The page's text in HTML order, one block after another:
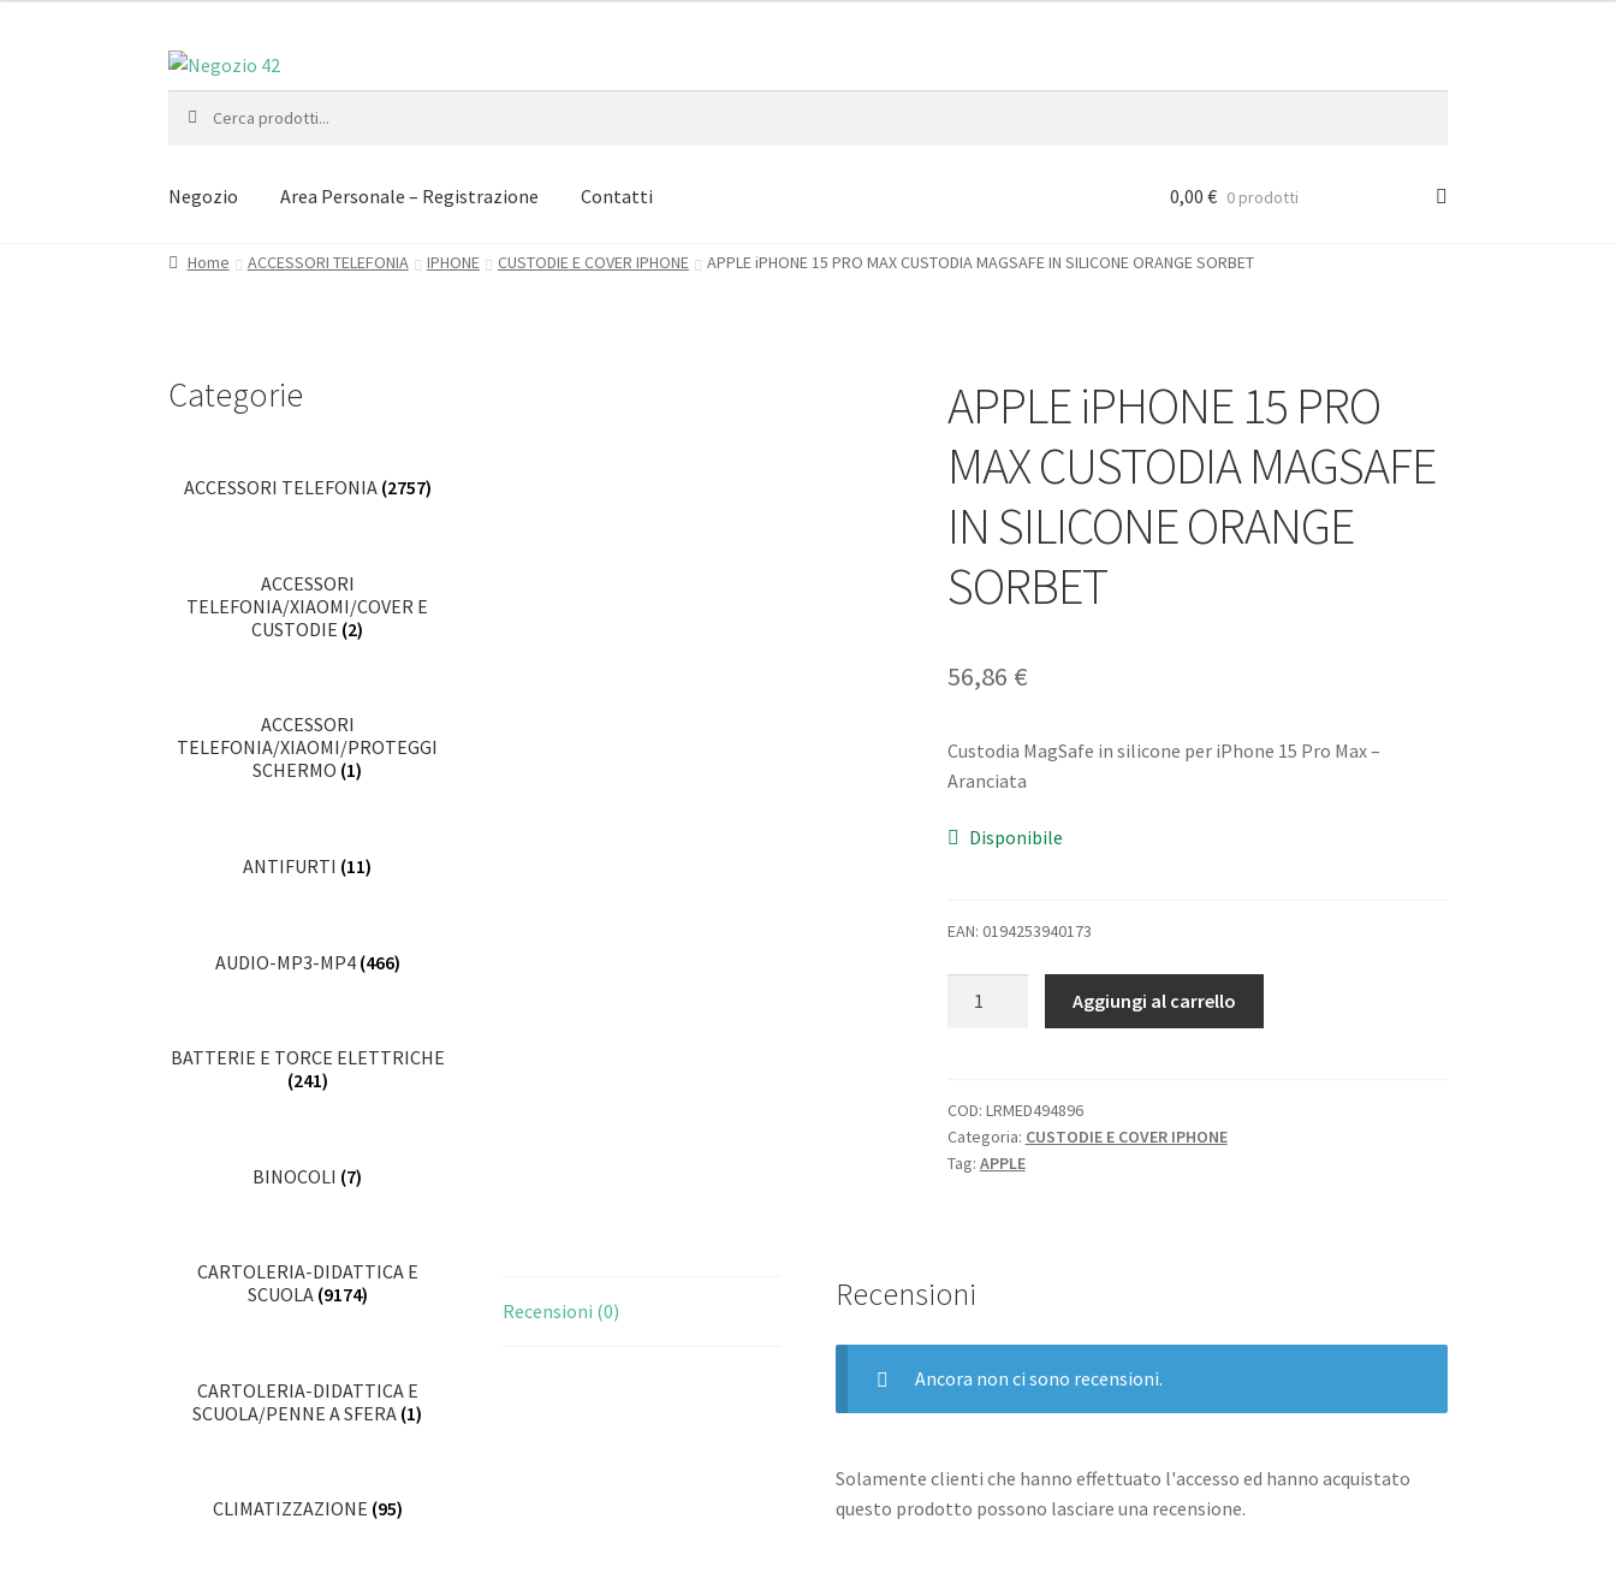
Vai
alla
navigazione
Vai
al
contenuto
Negozio Area Personale – Registrazione Contatti 0,00 € 0 prodotti
Home ACCESSORI TELEFONIA IPHONE CUSTODIE E COVER IPHONE APPLE iPHONE 15 PRO MAX CUSTODIA MAGSAFE IN SILICONE ORANGE SORBET
APPLE iPHONE 15 PRO
MAX CUSTODIA MAGSAFE
IN SILICONE ORANGE
SORBET
56,86 €
Custodia MagSafe in silicone per iPhone 15 Pro Max –
Aranciata
Disponibile
EAN: 0194253940173
MAX
CUSTODIA
MAGSAFE
SORBET
Aggiungi al carrello
COD: LRMED494896
Categoria: CUSTODIE E COVER IPHONE
Tag: APPLE
Recensioni (0) Recensioni
Ancora non ci sono recensioni.
Solamente clienti che hanno effettuato l'accesso ed hanno acquistato
questo prodotto possono lasciare una recensione.
Categorie
ACCESSORI TELEFONIA (2757)
ACCESSORI
TELEFONIA/XIAOMI/COVER E
CUSTODIE (2)
ACCESSORI
TELEFONIA/XIAOMI/PROTEGGI
SCHERMO (1)
ANTIFURTI (11)
AUDIO-MP3-MP4 (466)
BATTERIE E TORCE ELETTRICHE
(241)
BINOCOLI (7)
CARTOLERIA-DIDATTICA E
SCUOLA (9174)
CARTOLERIA-DIDATTICA E
SCUOLA/PENNE A SFERA (1)
CLIMATIZZAZIONE (95)